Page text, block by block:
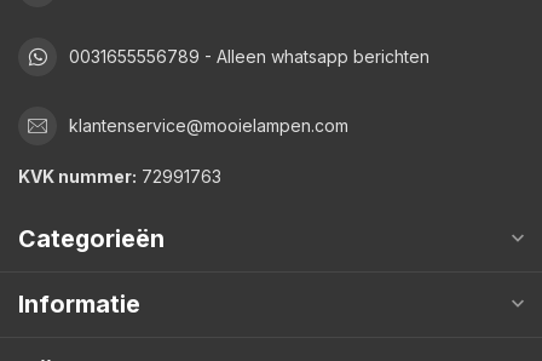
0031655556789 - Alleen whatsapp berichten
klantenservice@mooielampen.com
KVK nummer: 72991763
Categorieën
Informatie